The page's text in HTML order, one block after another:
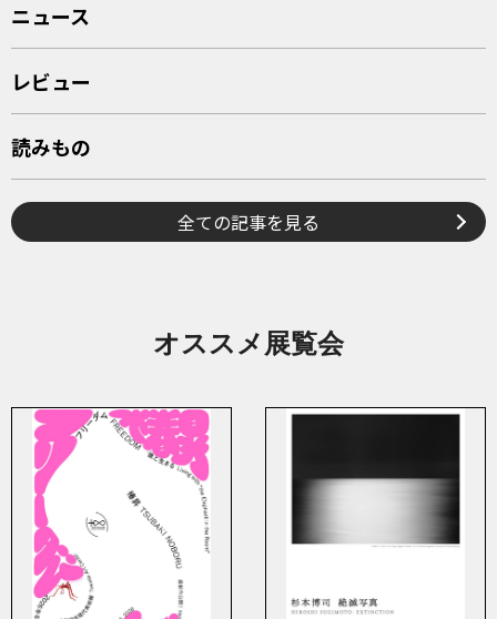
ニュース
レビュー
読みもの
全ての記事を見る
オススメ展覧会